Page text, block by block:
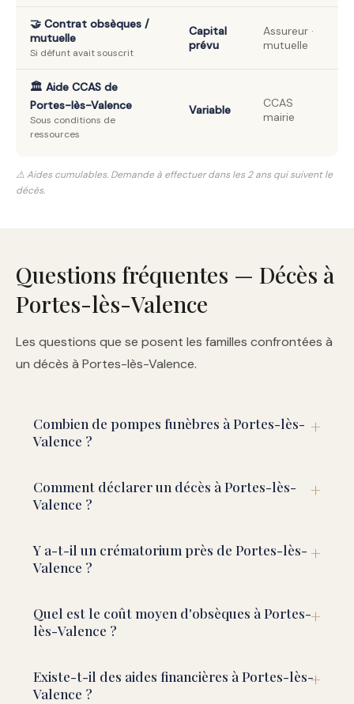
🤝 Contrat obsèques /
mutuelle
Si défunt avait souscrit
Capital
prévu
Assureur ·
mutuelle
🏛️ Aide CCAS de
Portes-lès-Valence
Sous conditions de
ressources
Variable
CCAS
mairie
⚠️ Aides cumulables. Demande à effectuer dans les 2 ans qui suivent le
décès.
Questions fréquentes — Décès à
Portes-lès-Valence
Les questions que se posent les familles confrontées à
un décès à Portes-lès-Valence.
Combien de pompes funèbres à Portes-lès-
Valence ?
Comment déclarer un décès à Portes-lès-
Valence ?
Y a-t-il un crématorium près de Portes-lès-
Valence ?
Quel est le coût moyen d'obsèques à Portes-
lès-Valence ?
Existe-t-il des aides financières à Portes-lès-
Valence ?